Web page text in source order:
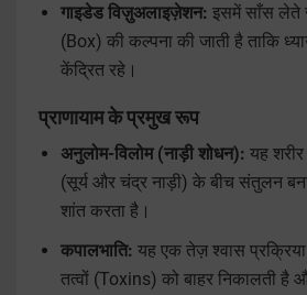
गाइडेड विज़ुअलाइज़ेशन: इसमें साँस लेते
(Box) की कल्पना की जाती है ताकि
केंद्रित रहे।
प्राणायाम के प्रमुख रूप
अनुलोम-विलोम (नाड़ी शोधन): यह
(सूर्य और चंद्र नाड़ी) के बीच संतुलन
शांत करता है।
कपालभाति: यह एक तेज़ श्वास
तत्वों (Toxins) को बाहर निकालती है